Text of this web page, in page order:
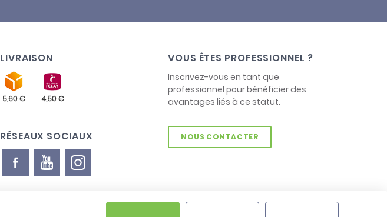
LIVRAISON
RÉSEAUX SOCIAUX
VOUS ÊTES PROFESSIONNEL ?
Inscrivez-vous en tant que
professionnel pour bénéficier des
avantages liés à ce statut.
NOUS CONTACTER